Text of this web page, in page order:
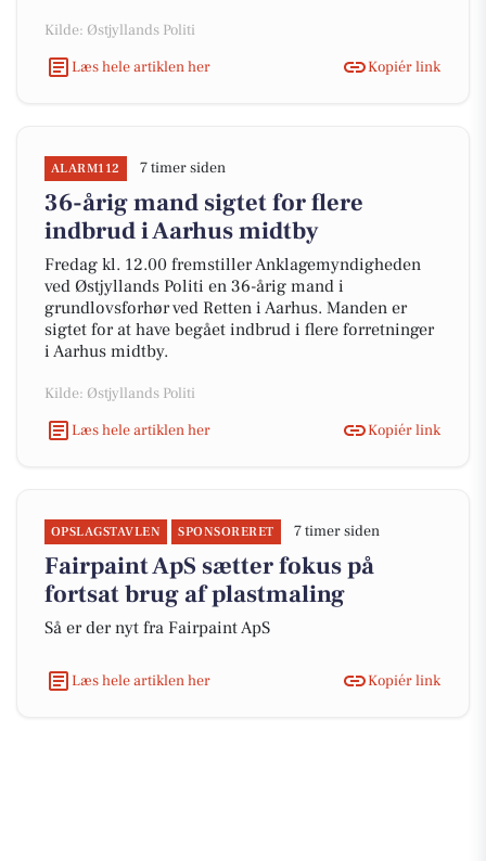
Kilde: Østjyllands Politi
Læs hele artiklen her
Kopiér link
ALARM112 7 timer siden
36-årig mand sigtet for flere
indbrud i Aarhus midtby
Fredag kl. 12.00 fremstiller Anklagemyndigheden
ved Østjyllands Politi en 36-årig mand i
grundlovsforhør ved Retten i Aarhus. Manden er
sigtet for at have begået indbrud i flere forretninger
i Aarhus midtby.
Kilde: Østjyllands Politi
Læs hele artiklen her
Kopiér link
OPSLAGSTAVLEN SPONSORERET 7 timer siden
Fairpaint ApS sætter fokus på
fortsat brug af plastmaling
Så er der nyt fra Fairpaint ApS
Læs hele artiklen her Kopiér link